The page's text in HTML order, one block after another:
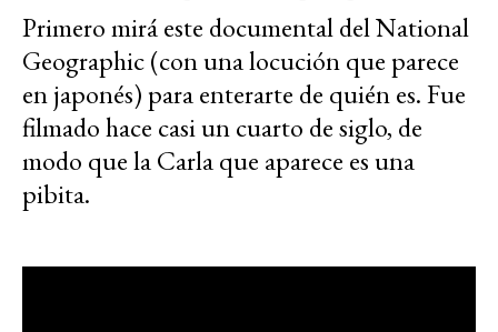
Primero mirá este documental del National
Geographic (con una locución que parece
en japonés) para enterarte de quién es. Fue
filmado hace casi un cuarto de siglo, de
modo que la Carla que aparece es una
pibita.